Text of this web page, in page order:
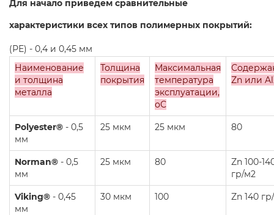
Для начало приведем сравнительные
характеристики всех типов полимерных покрытий:
(РЕ) - 0,4 и 0,45 мм
Наименование
и толщина
металла
Толщина
покрытия
Максимальная
температура
эксплуатации,
оС
Zn или
Polyester® - 0,5
мм
25 мкм 25 мкм 80
Norman® - 0,5
мм
25 мкм 80
Zn 100-
гр/м2
Viking® - 0,45
мм
30 мкм 100 Zn 140